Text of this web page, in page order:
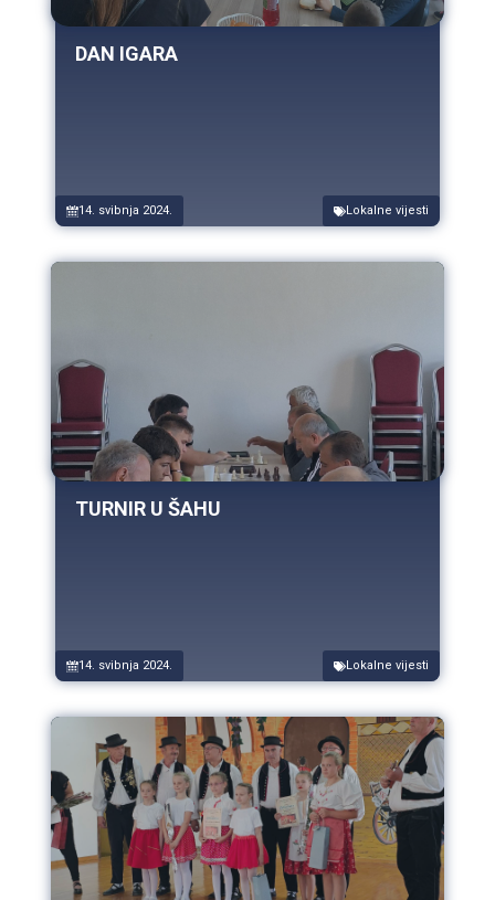
DAN IGARA
14. svibnja 2024. Lokalne vijesti
TURNIR U ŠAHU
14. svibnja 2024. Lokalne vijesti